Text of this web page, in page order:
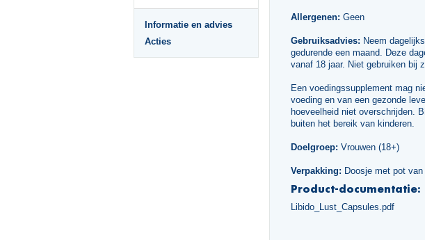
Informatie en advies
Acties
Allergenen: Geen
Gebruiksadvies: Neem
gedurende een maand. Deze
vanaf 18 jaar. Niet gebruiken bij
Een voedingssupplement mag
voeding en van een gezonde
hoeveelheid niet overschrijden.
buiten het bereik van kinderen.
Doelgroep: Vrouwen (18+)
Verpakking: Doosje met pot
Product-documentatie:
Libido_Lust_Capsules.pdf